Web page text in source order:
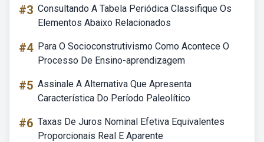
#3 Consultando A Tabela Periódica Classifique Os
Elementos Abaixo Relacionados
#4 Para O Socioconstrutivismo Como Acontece O
Processo De Ensino-aprendizagem
#5 Assinale A Alternativa Que Apresenta
Característica Do Período Paleolítico
#6 Taxas De Juros Nominal Efetiva Equivalentes
Proporcionais Real E Aparente